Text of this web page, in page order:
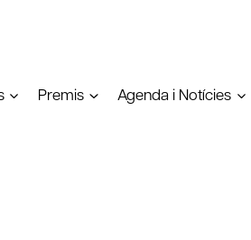
Premis Agenda i Notícies